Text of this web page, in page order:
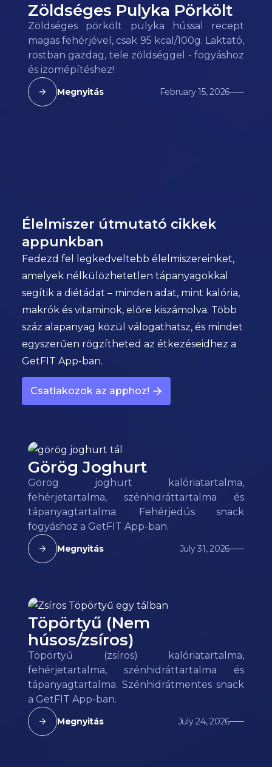
Zöldséges Pulyka Pörkölt
Zöldséges pörkölt pulyka hússal recept
magas fehérjével, csak 95 kcal/100g. Laktató,
rostban gazdag, tele zöldséggel - fogyáshoz
és izomépítéshez!
Megnyitás February 15, 2026
Élelmiszer útmutató cikkek
appunkban
Fedezd fel legkedveltebb élelmiszereinket,
amelyek nélkülözhetetlen tápanyagokkal
segítik a diétádat – minden adat, mint kalória,
makrók és vitaminok, előre kiszámolva. Több
száz alapanyag közül válogathatsz, és mindet
egyszerűen rögzítheted az étkezéseidhez a
GetFIT App-ban.
Csatlakozok az apphoz!
Görög Joghurt
Görög joghurt kalóriatartalma,
fehérjetartalma, szénhidráttartalma és
tápanyagtartalma. Fehérjedús snack
fogyáshoz a GetFIT App-ban.
Megnyitás July 31, 2026
Töpörtyű (Nem
húsos/zsíros)
Töpörtyű (zsíros) kalóriatartalma,
fehérjetartalma, szénhidráttartalma és
tápanyagtartalma. Szénhidrátmentes snack
a GetFIT App-ban.
Megnyitás July 24, 2026